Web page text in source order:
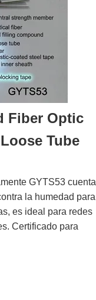
Fiber Optic
Tube
GYTS53 cuenta
la humedad para
es ideal para redes
Certificado para